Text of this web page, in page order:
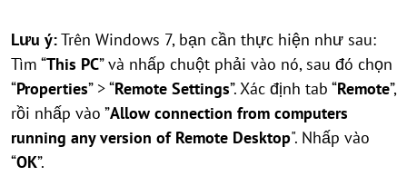
Lưu ý:Trên Windows 7, bạn cần thực hiện như sau:
Tìm “This PC” và nhấp chuột phải vào nó, sau đó chọn
“Properties” > “Remote Settings”. Xác định tab “Remote”,
rồi nhấp vào ”Allow connection from computers
running any version of Remote Desktop". Nhấp vào
“OK”.